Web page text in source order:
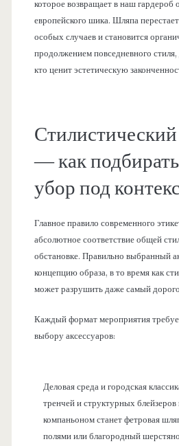
которое возвращает в наш
европейского шика. Шляпа
особых случаев и становится
продолжением повседневного
кто ценит эстетическую
— как
убор под
Главное правило современного
абсолютное соответствие общей
обстановке. Правильно выбранный
концепцию образа, в то время как
может разрушить даже самый
Каждый формат мероприятия
выбору аксессуаров:
Деловая среда и городская
тренчей и структурных
компаньоном станет фетровая
полями или благородный